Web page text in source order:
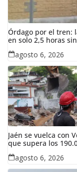
Órdago por el tren:
en solo 2,5 horas
agosto 6, 2026
Jaén se vuelca con
que supera los
agosto 6, 2026